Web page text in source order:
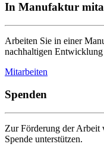
In Manufaktur
Arbeiten Sie in einer
nachhaltigen
Mitarbeiten
Spenden
Zur Förderung der Arbeit
Spende unterstützen.